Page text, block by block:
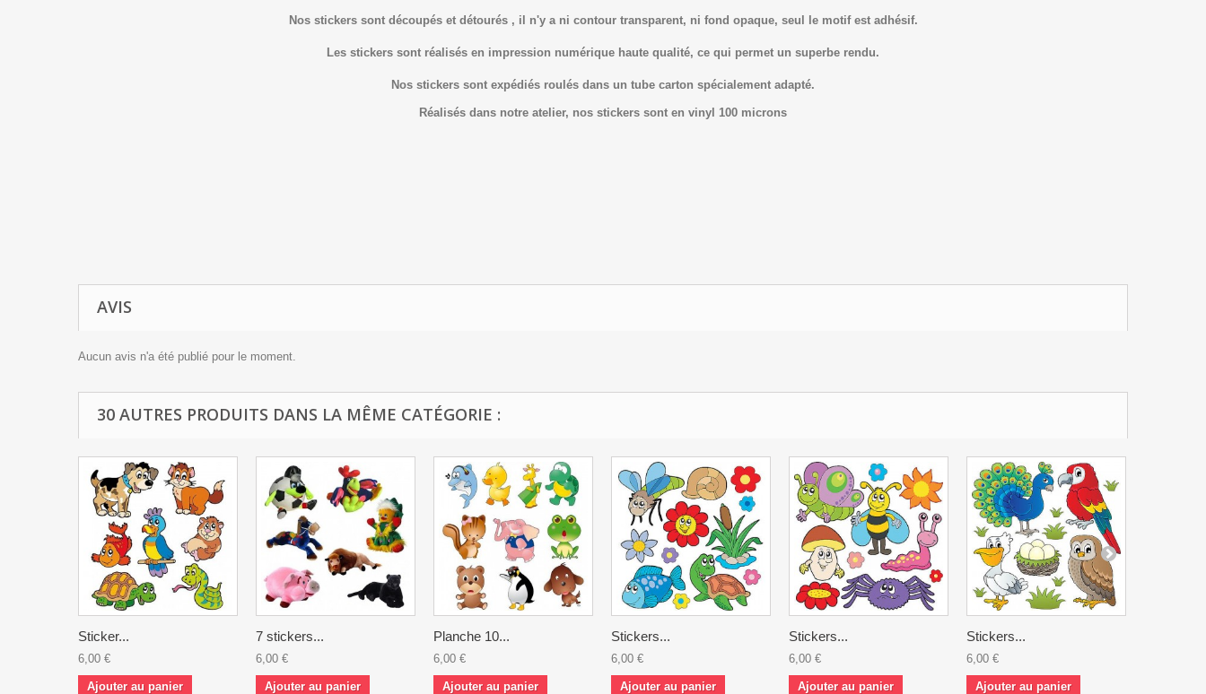
Nos stickers sont découpés et détourés , il n'y a ni contour transparent, ni fond opaque, seul le motif est adhésif.
Les stickers sont réalisés en impression numérique haute qualité, ce qui permet un superbe rendu.
Nos stickers sont expédiés roulés dans un tube carton spécialement adapté.
Réalisés dans notre atelier, nos stickers sont en vinyl 100 microns
AVIS
Aucun avis n'a été publié pour le moment.
30 AUTRES PRODUITS DANS LA MÊME CATÉGORIE :
Sticker...
6,00 €
Ajouter au panier
7 stickers...
6,00 €
Ajouter au panier
Planche 10...
6,00 €
Ajouter au panier
Stickers...
6,00 €
Ajouter au panier
Stickers...
6,00 €
Ajouter au panier
Stickers...
6,00 €
Ajouter au panier